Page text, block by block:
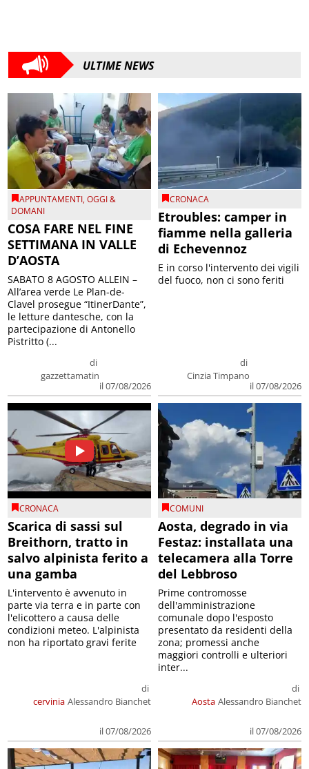
ULTIME NEWS
APPUNTAMENTI,OGGI &
DOMANI
COSA FARE NEL FINE
SETTIMANA IN VALLE
D’AOSTA
di
gazzettamatin
il 07/08/2026
SABATO 8 AGOSTO ALLEIN –
All’area verde Le Plan-de-
Clavel prosegue “ItinerDante”,
le letture dantesche, con la
partecipazione di Antonello
Pistritto (...
CRONACA
Etroubles: camper in
fiamme nella galleria
di Echevennoz
di
Cinzia Timpano
il 07/08/2026
E in corso l'intervento dei vigili
del fuoco, non ci sono feriti
CRONACA
Scarica di sassi sul
Breithorn, tratto in
salvo alpinista ferito a
una gamba
cervinia
di
Alessandro Bianchet
il 07/08/2026
L'intervento è avvenuto in
parte via terra e in parte con
l'elicottero a causa delle
condizioni meteo. L'alpinista
non ha riportato gravi ferite
COMUNI
Aosta, degrado in via
Festaz: installata una
telecamera alla Torre
del Lebbroso
Aosta
di
Alessandro Bianchet
il 07/08/2026
Prime contromosse
dell'amministrazione
comunale dopo l'esposto
presentato da residenti della
zona; promessi anche
maggiori controlli e ulteriori
inter...